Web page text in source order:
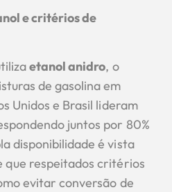
e critérios de
etanol anidro, o
de gasolina em
Unidos e Brasil lideram
juntos por 80%
disponibilidade é vista
que respeitados critérios
evitar conversão de